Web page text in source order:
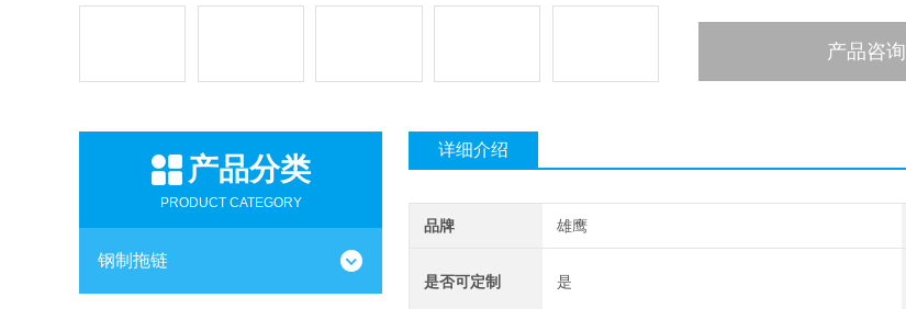
产品咨询
产品分类
PRODUCT CATEGORY
钢制拖链
详细介绍
品牌 雄鹰
是否可定制 是